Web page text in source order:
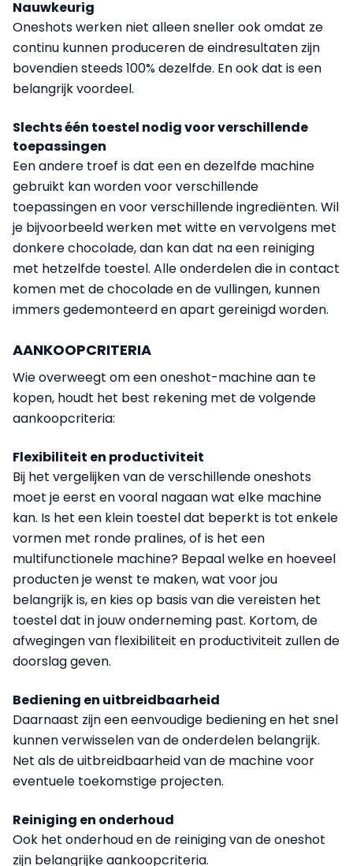
Nauwkeurig
Oneshots werken niet alleen sneller ook omdat ze
continu kunnen produceren de eindresultaten zijn
bovendien steeds 100% dezelfde. En ook dat is een
belangrijk voordeel.
Slechts één toestel nodig voor verschillende
toepassingen
Een andere troef is dat een en dezelfde machine
gebruikt kan worden voor verschillende
toepassingen en voor verschillende ingrediënten. Wil
je bijvoorbeeld werken met witte en vervolgens met
donkere chocolade, dan kan dat na een reiniging
met hetzelfde toestel. Alle onderdelen die in contact
komen met de chocolade en de vullingen, kunnen
immers gedemonteerd en apart gereinigd worden.
AANKOOPCRITERIA
Wie overweegt om een oneshot-machine aan te
kopen, houdt het best rekening met de volgende
aankoopcriteria:
Flexibiliteit en productiviteit
Bij het vergelijken van de verschillende oneshots
moet je eerst en vooral nagaan wat elke machine
kan. Is het een klein toestel dat beperkt is tot enkele
vormen met ronde pralines, of is het een
multifunctionele machine? Bepaal welke en hoeveel
producten je wenst te maken, wat voor jou
belangrijk is, en kies op basis van die vereisten het
toestel dat in jouw onderneming past. Kortom, de
afwegingen van flexibiliteit en productiviteit zullen de
doorslag geven.
Bediening en uitbreidbaarheid
Daarnaast zijn een eenvoudige bediening en het snel
kunnen verwisselen van de onderdelen belangrijk.
Net als de uitbreidbaarheid van de machine voor
eventuele toekomstige projecten.
Reiniging en onderhoud
Ook het onderhoud en de reiniging van de oneshot
zijn belangrijke aankoopcriteria.